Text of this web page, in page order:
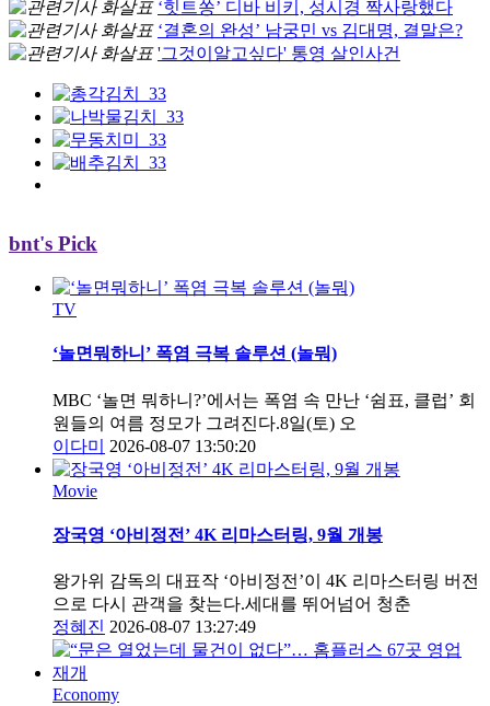
‘힛트쏭’ 디바 비키, 성시경 짝사랑했다
‘결혼의 완성’ 남궁민 vs 김대명, 결말은?
'그것이알고싶다' 통영 살인사건
bnt's Pick
TV
‘놀면뭐하니’ 폭염 극복 솔루션 (놀뭐)
MBC ‘놀면 뭐하니?’에서는 폭염 속 만난 ‘쉼표, 클럽’ 회
원들의 여름 정모가 그려진다.8일(토) 오
이다미
2026-08-07 13:50:20
Movie
장국영 ‘아비정전’ 4K 리마스터링, 9월 개봉
왕가위 감독의 대표작 ‘아비정전’이 4K 리마스터링 버전
으로 다시 관객을 찾는다.세대를 뛰어넘어 청춘
정혜진 2026-08-07 13:27:49
Economy